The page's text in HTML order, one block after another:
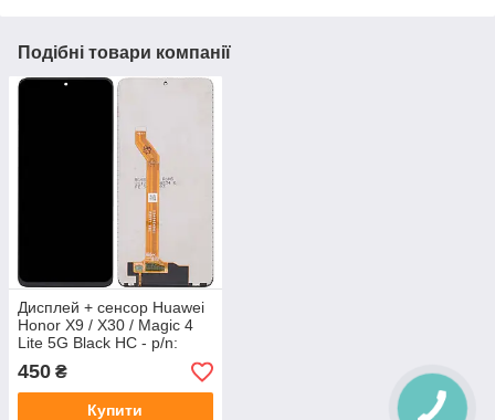
Подібні товари компанії
Дисплей + сенсор Huawei
Honor X9 / X30 / Magic 4
Lite 5G Black HC - p/n:
450 ₴
Купити